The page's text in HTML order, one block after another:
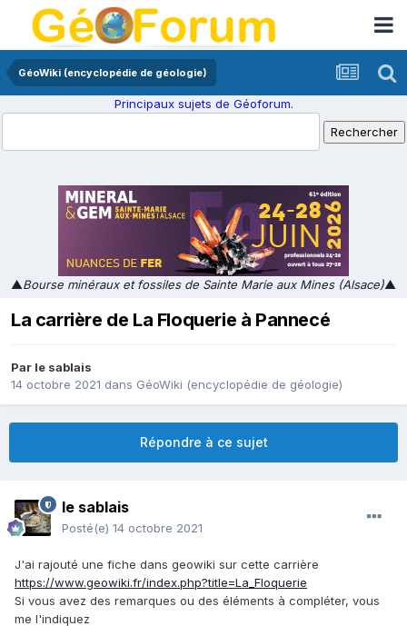
GéoWiki (encyclopédie de géologie)
Principaux sujets de Géoforum.
▲Bourse minéraux et fossiles de Sainte Marie aux Mines (Alsace)▲
La carrière de La Floquerie à Pannecé
Par le sablais
14 octobre 2021 dans GéoWiki (encyclopédie de géologie)
Répondre à ce sujet
le sablais
Posté(e) 14 octobre 2021
J'ai rajouté une fiche dans geowiki sur cette carrière
https://www.geowiki.fr/index.php?title=La_Floquerie
Si vous avez des remarques ou des éléments à compléter, vous
me l'indiquez